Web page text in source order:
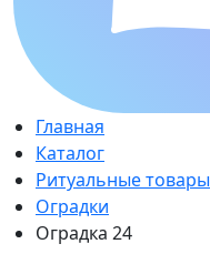
Главная
Каталог
Ритуальные товары
Оградки
Оградка 24